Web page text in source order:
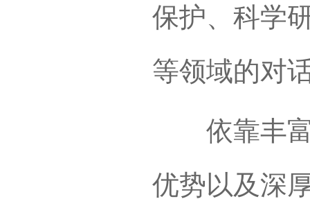
保护、科学
等领域的对
依靠丰富
优势以及深